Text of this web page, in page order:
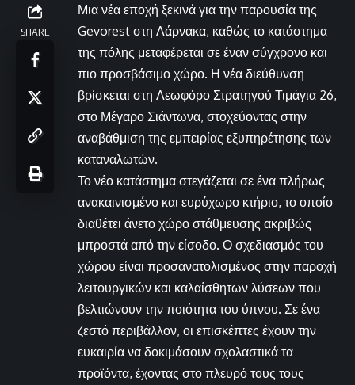
SHARE
Μια νέα εποχή ξεκινά για την παρουσία της
Gevorest στη Λάρνακα, καθώς το κατάστημα
της πόλης μεταφέρεται σε έναν σύγχρονο και
πιο προσβάσιμο χώρο. Η νέα διεύθυνση
βρίσκεται στη Λεωφόρο Στρατηγού Τιμάγια 26,
στο Μέγαρο Σιάντωνα, στοχεύοντας στην
αναβάθμιση της εμπειρίας εξυπηρέτησης των
καταναλωτών.
Το νέο κατάστημα στεγάζεται σε ένα πλήρως
ανακαινισμένο και ευρύχωρο κτήριο, το οποίο
διαθέτει άνετο χώρο στάθμευσης ακριβώς
μπροστά από την είσοδο. Ο σχεδιασμός του
χώρου είναι προσανατολισμένος στην παροχή
λειτουργικών και καλαίσθητων λύσεων που
βελτιώνουν την ποιότητα του ύπνου. Σε ένα
ζεστό περιβάλλον, οι επισκέπτες έχουν την
ευκαιρία να δοκιμάσουν σχολαστικά τα
προϊόντα, έχοντας στο πλευρό τους τους